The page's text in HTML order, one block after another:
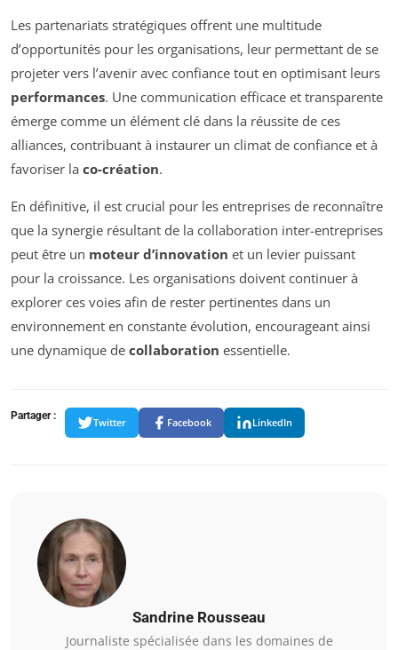
Les partenariats stratégiques offrent une multitude
d’opportunités pour les organisations, leur permettant de se
projeter vers l’avenir avec confiance tout en optimisant leurs
performances. Une communication efficace et transparente
émerge comme un élément clé dans la réussite de ces
alliances, contribuant à instaurer un climat de confiance et à
favoriser la co-création.
En définitive, il est crucial pour les entreprises de reconnaître
que la synergie résultant de la collaboration inter-entreprises
peut être un moteur d’innovation et un levier puissant
pour la croissance. Les organisations doivent continuer à
explorer ces voies afin de rester pertinentes dans un
environnement en constante évolution, encourageant ainsi
une dynamique de collaboration essentielle.
Partager :
Twitter Facebook LinkedIn
Sandrine Rousseau
Journaliste spécialisée dans les domaines de